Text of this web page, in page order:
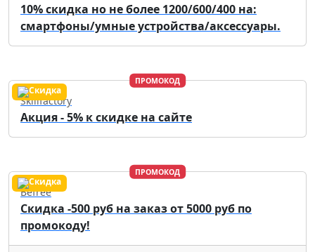
10% скидка но не более 1200/600/400 на:
смартфоны/умные устройства/аксессуары.
ПРОМОКОД
Skillfactory
Акция - 5% к скидке на сайте
ПРОМОКОД
Befree
Скидка -500 руб на заказ от 5000 руб по
промокоду!